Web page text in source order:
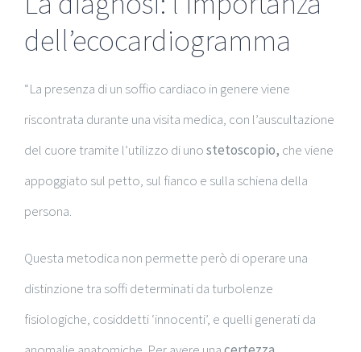
dell’ecocardiogramma
“La presenza di un soffio cardiaco in genere viene
riscontrata durante una visita medica, con l’auscultazione
del cuore tramite l’utilizzo di unostetoscopio, che viene
appoggiato sul petto, sul fianco e sulla schiena della
persona.
Questa metodica non permette però di operare una
distinzione tra soffi determinati da turbolenze
fisiologiche, cosiddetti ‘innocenti’, e quelli generati da